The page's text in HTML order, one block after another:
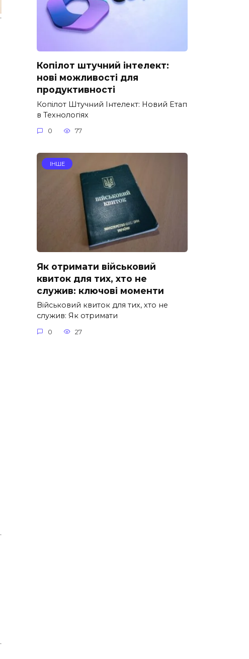
Копілот штучний інтелект:
нові можливості для
продуктивності
Копілот Штучний Інтелект: Новий Етап
в Технологіях
0 77
ІНШЕ
Як отримати військовий
квиток для тих, хто не
служив: ключові моменти
Військовий квиток для тих, хто не
служив: Як отримати
0 27